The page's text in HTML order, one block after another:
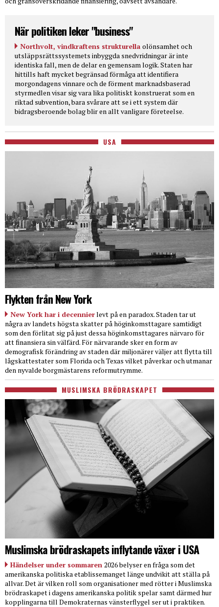
När politiken leker "business"
Northvolt, vindkraftens strukturella olönsamhet och
utsläppsrättssystemets inbyggda snedvridningar är inte
identiska fall, men de delar en gemensam logik. Staten har
hittills haft mycket begränsad förmåga att identifiera
morgondagens vinnare och de förment marknadsbaserad
styrmedlen visar sig vara lika politiskt konstruerat som en
riktad subvention, bara svårare att se i ett system där
bidragsberoende bolag blir en allt vanligare företeelse.
USA
Flykten från New York
New York har i decennierlevt på en paradox. Staden tar ut
några av landets högsta skatter på höginkomsttagare samtidigt
som den förlitat sig på just dessa höginkomsttagares närvaro för
att finansiera sin välfärd. För närvarande sker en form av
demografisk förändring av staden där miljonärer väljer att flytta till
lågskattestater som Florida och Texas vilket påverkar och utmanar
den nyvalde borgmästarens reformutrymme.
MUSLIMSKA BRÖDRASKAPET
Muslimska brödraskapets inflytande växer i USA
Händelser under sommaren 2026 belyser en fråga som det
amerikanska politiska etablissemanget länge undvikit att ställa på
allvar. Det är vilken roll som organisationer med rötter i Muslimska
brödraskapet i dagens amerikanska politik spelar samt därmed hur
kopplingarna till Demokraternas vänsterflygel ser ut i praktiken.